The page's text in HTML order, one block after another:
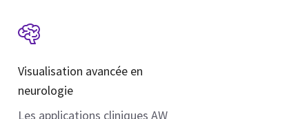
Visualisation avancée en
neurologie
Les applications cliniques AW